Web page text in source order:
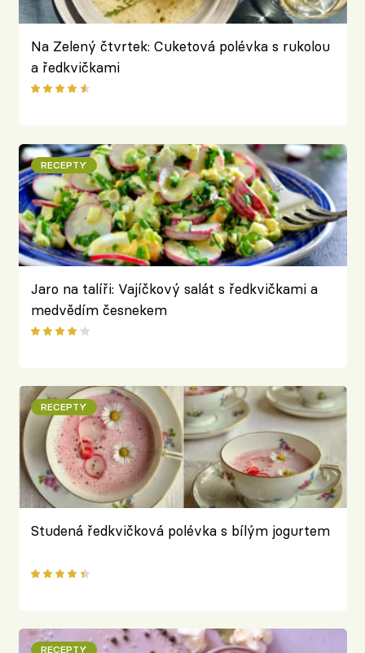
Na Zelený čtvrtek: Cuketová polévka s rukolou
a ředkvičkami
RECEPTY
Jaro na talíři: Vajíčkový salát s ředkvičkami a
medvědím česnekem
RECEPTY
Studená ředkvičková polévka s bílým jogurtem
RECEPTY